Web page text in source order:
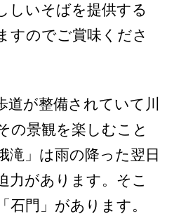
しいそばを提供する
すのでご賞味くださ
道が整備されていて川
の景観を楽しむこと
滝」は雨の降った翌日
力があります。そこ
石門」があります。